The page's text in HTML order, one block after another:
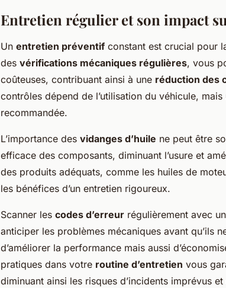
Entretien régulier et son impact
Un entretien préventifconstant est crucial pour
des vérifications mécaniques régulières, vous
coûteuses, contribuant ainsi à une réduction des
contrôles dépend de l’utilisation du véhicule,
recommandée.
L’importance des vidanges d’huile ne peut être
efficace des composants, diminuant l’usure et
des produits adéquats, comme les huiles de
les bénéfices d’un entretien rigoureux.
Scanner les codes d’erreur régulièrement avec
anticiper les problèmes mécaniques avant qu’ils
d’améliorer la performance mais aussi
pratiques dans votre routine d’entretien vous
diminuant ainsi les risques d’incidents imprévus